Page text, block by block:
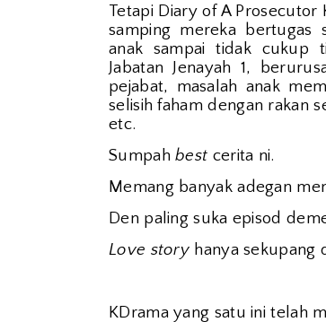
Tetapi Diary of A
samping mereka bertugas
anak sampai tidak cukup
Jabatan Jenayah 1,
pejabat, masalah anak
selisih faham dengan rakan
etc.
Sumpahbest cerita ni.
Memang banyak adegan
Den paling suka episod
Love story hanya sekupang
KDrama yang satu ini telah